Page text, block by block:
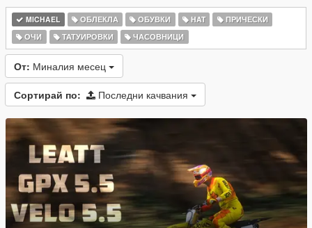
MICHAEL ОБЛЕКЛА ОБУВКИ HAT
ПРИЧЕСКИ
ОЧИ
ТАТУИРОВКИ ЧАСОВНИЦИ
От: Миналия месец
Сортирай по: Последни качвания